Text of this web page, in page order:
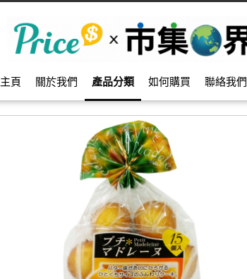
主頁 關於我們 產品分類 如何購買 聯絡我們